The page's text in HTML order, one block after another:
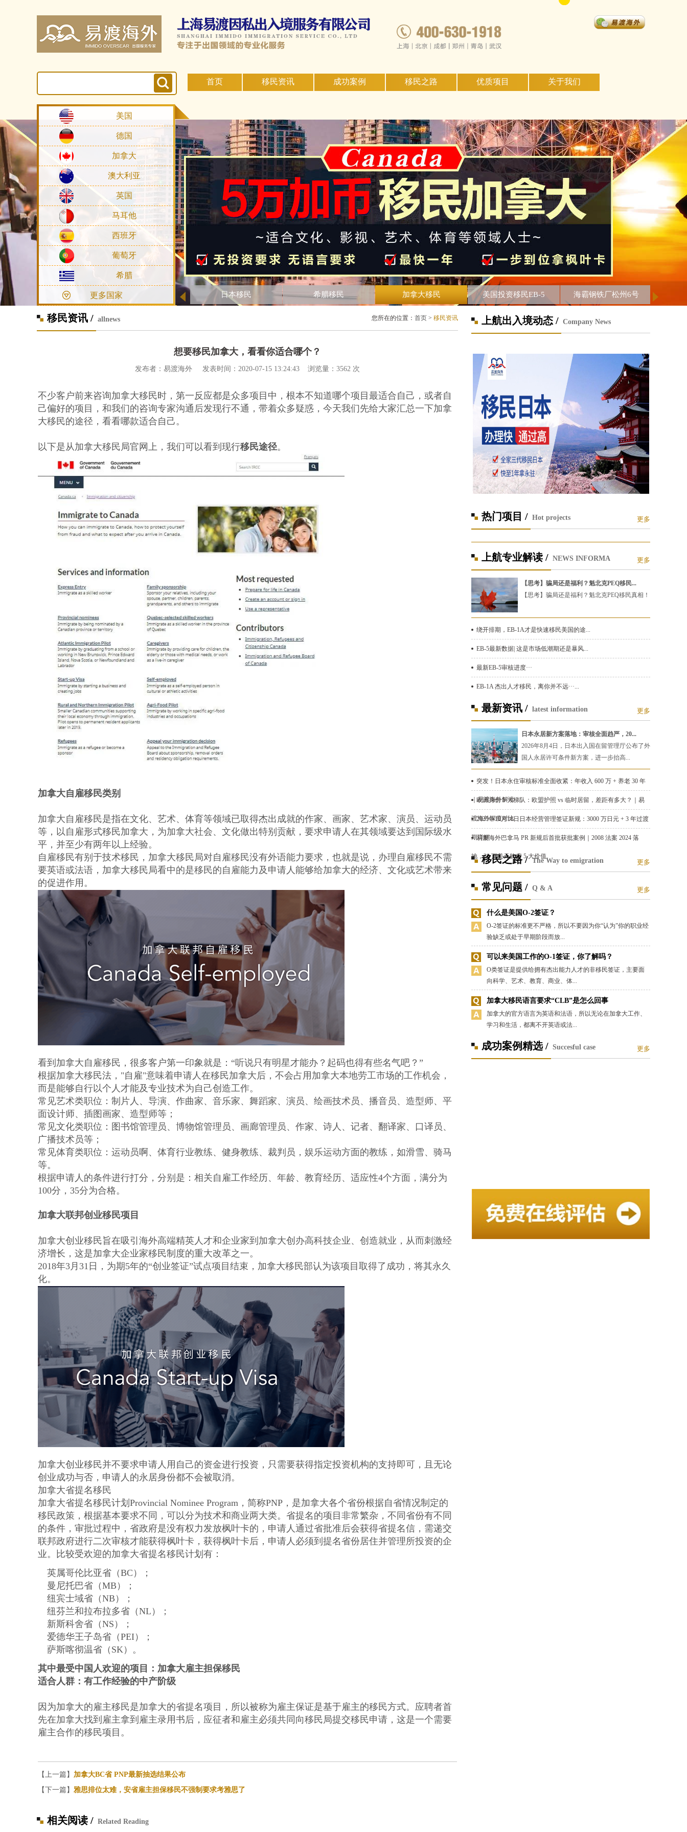
首页 移民资讯 成功案例 移民之路 优质项目 关于我们
美国
德国
加拿大
澳大利亚
英国
马耳他
西班牙
葡萄牙
希腊
更多国家 日本移民 希腊移民 加拿大移民 美国投资移民EB-5 海霸钢铁厂松州6号
移民资讯 / allnews 您所在的位置： 首页 > 移民资讯
想要移民加拿大，看看你适合哪个？
发布者：易渡海外 发表时间：2020-07-15 13:24:43 浏览量：3562 次
不少客户前来咨询加拿大移民时，第一反应都是众多项目中，根本不知道哪个项目最适合自己，或者自
己偏好的项目，和我们的咨询专家沟通后发现行不通，带着众多疑惑，今天我们先给大家汇总一下加拿
大移民的途径，看看哪款适合自己。
以下是从加拿大移民局官网上，我们可以看到现行移民途径。
加拿大自雇移民类别
加拿大自雇移民是指在文化、艺术、体育等领域已取得杰出成就的作家、画家、艺术家、演员、运动员
等，以自雇形式移民加拿大，为加拿大社会、文化做出特别贡献，要求申请人在其领域要达到国际级水
平，并至少有两年以上经验。
自雇移民有别于技术移民，加拿大移民局对自雇移民没有外语能力要求，也就是说，办理自雇移民不需
要英语或法语，加拿大移民局看中的是移民的自雇能力及申请人能够给加拿大的经济、文化或艺术带来
的促进作用。
看到加拿大自雇移民，很多客户第一印象就是：“听说只有明星才能办？起码也得有些名气吧？”
根据加拿大移民法，"自雇"意味着申请人在移民加拿大后，不会占用加拿大本地劳工市场的工作机会，
而是能够自行以个人才能及专业技术为自己创造工作。
常见艺术类职位：制片人、导演、作曲家、音乐家、舞蹈家、演员、绘画技术员、播音员、造型师、平
面设计师、插图画家、造型师等；
常见文化类职位：图书馆管理员、博物馆管理员、画廊管理员、作家、诗人、记者、翻译家、口译员、
广播技术员等；
常见体育类职位：运动员啊、体育行业教练、健身教练、裁判员，娱乐运动方面的教练，如滑雪、骑马
等。
根据申请人的条件进行打分，分别是：相关自雇工作经历、年龄、教育经历、适应性4个方面，满分为
100分，35分为合格。
加拿大联邦创业移民项目
加拿大创业移民旨在吸引海外高端精英人才和企业家到加拿大创办高科技企业、创造就业，从而刺激经
济增长，这是加拿大企业家移民制度的重大改革之一。
2018年3月31日，为期5年的“创业签证”试点项目结束，加拿大移民部认为该项目取得了成功，将其永久
化。
加拿大创业移民并不要求申请人用自己的资金进行投资，只需要获得指定投资机构的支持即可，且无论
创业成功与否，申请人的永居身份都不会被取消。
加拿大省提名移民
加拿大省提名移民计划Provincial Nominee Program，简称PNP，是加拿大各个省份根据自省情况制定的
移民政策，根据基本要求不同，可以分为技术和商业两大类。省提名的项目非常繁杂，不同省份有不同
的条件，审批过程中，省政府是没有权力发放枫叶卡的，申请人通过省批准后会获得省提名信，需递交
联邦政府进行二次审核才能获得枫叶卡，获得枫叶卡后，申请人必须到提名省份居住并管理所投资的企
业。比较受欢迎的加拿大省提名移民计划有：
英属哥伦比亚省（BC）；
曼尼托巴省（MB）；
纽宾士域省（NB）；
纽芬兰和拉布拉多省（NL）；
新斯科舍省（NS）；
爱德华王子岛省（PEI）；
萨斯喀彻温省（SK）。
其中最受中国人欢迎的项目： 加拿大雇主担保移民
适合人群：有工作经验的中产阶级
因为加拿大的雇主移民是加拿大的省提名项目，所以被称为雇主保证是基于雇主的移民方式。应聘者首
先在加拿大找到雇主拿到雇主录用书后，应征者和雇主必须共同向移民局提交移民申请，这是一个需要
雇主合作的移民项目。
【上一篇】 加拿大BC省 PNP最新抽选结果公布
【下一篇】 雅思排位太难，安省雇主担保移民不强制要求考雅思了
相关阅读 / Related Reading
上航出入境动态 / Company News
更多
热门项目 / Hot projects
更多
上航专业解读 / NEWS INFORMA
【思考】骗局还是福利？魁北克PEQ移民...
【思考】骗局还是福利？魁北克PEQ移民真相！
绕开排期，EB-1A才是快速移民美国的途...
EB-5最新数据| 这是市场低潮期还是暴风...
最新EB-5审核进度···
EB-1A 杰出人才移民，离你并不远···...
更多
最新资讯 / latest information
日本永居新方案落地：审核全面趋严，20...
2026年8月4日，日本出入国在留管理厅公布了外
国人永居许可条件新方案，进一步抬高...
突发！日本永住审核标准全面收紧：年收入 600 万 + 养老 30 年
｜易渡海外解读
欧洲身份 5 大梯队：欧盟护照 vs 临时居留，差距有多大？｜易
渡海外深度对比
2025年10月16日日本经营管理签证新规：3000 万日元 + 3 年过渡
期详解
易渡海外巴拿马 PR 新规后首批获批案例｜2008 法案 2024 落
地，30 万美元购房 5 大价值
更多
移民之路 / The Way to emigration
更多
常见问题 / Q & A
什么是美国O-2签证？
O-2签证的标准更不严格，所以不要因为你“认为”你的职业经
验缺乏或处于早期阶段而放...
可以来美国工作的O-1签证，你了解吗？
O类签证是提供给拥有杰出能力人才的非移民签证，主要面
向科学、艺术、教育、商业、体...
加拿大移民语言要求“CLB”是怎么回事
加拿大的官方语言为英语和法语，所以无论在加拿大工作、
学习和生活，都离不开英语或法...
更多
成功案例精选 / Succesful case